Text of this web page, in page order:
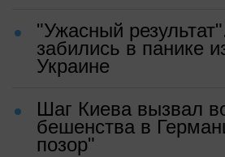
"Ужасный
забились в панике
Украине
Шаг Киева вызвал
бешенства в
позор"